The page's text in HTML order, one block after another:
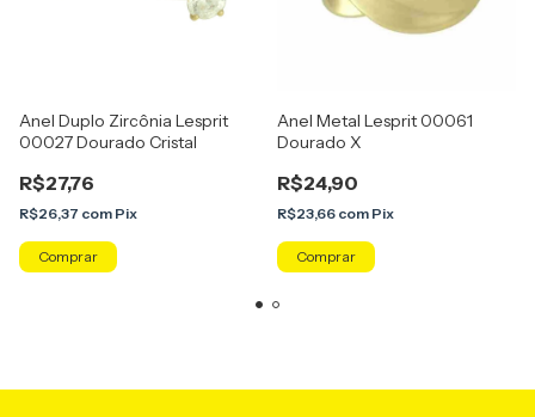
Anel Duplo Zircônia Lesprit
00027 Dourado Cristal
R$27,76
R$26,37 com Pix
Comprar
Anel Metal Lesprit 00061
Dourado X
R$24,90
R$23,66 com Pix
Comprar